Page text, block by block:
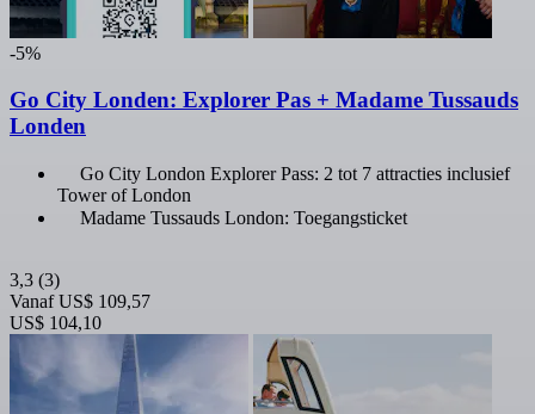
-5%
Go City Londen: Explorer Pas + Madame Tussauds
Londen
Go City London Explorer Pass: 2 tot 7 attracties inclusief
Tower of London
Madame Tussauds London: Toegangsticket
3,3 (3)
Vanaf US$ 109,57
US$ 104,10